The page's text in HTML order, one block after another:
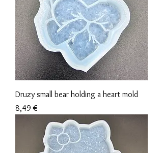
Druzy small bear holding a heart mold
Prix
8,49 €